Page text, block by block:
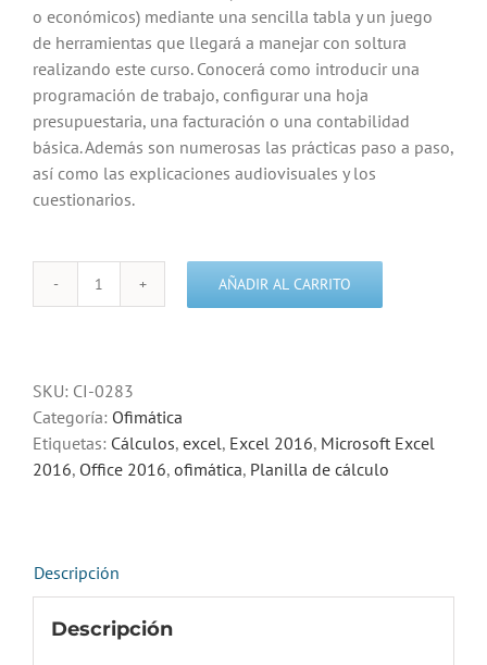
o económicos) mediante una sencilla tabla y un juego
de herramientas que llegará a manejar con soltura
realizando este curso. Conocerá como introducir una
programación de trabajo, configurar una hoja
presupuestaria, una facturación o una contabilidad
básica. Además son numerosas las prácticas paso a paso,
así como las explicaciones audiovisuales y los
cuestionarios.
Curso
2016
Avanzado
cantidad
AÑADIR AL CARRITO
SKU: CI-0283
Categoría: Ofimática
Etiquetas: Cálculos, excel, Excel 2016, Microsoft Excel
2016, Office 2016, ofimática, Planilla de cálculo
Descripción
Descripción